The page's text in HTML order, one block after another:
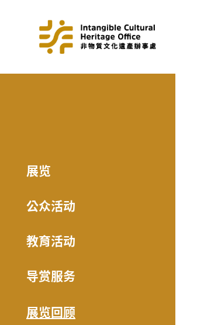
展览
公众活动
教育活动
导赏服务
展览回顾